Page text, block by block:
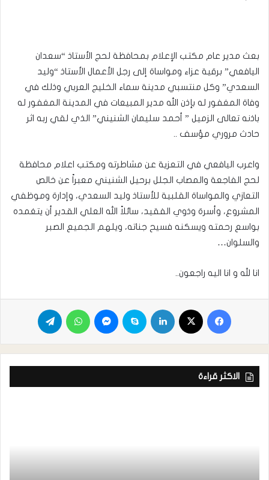
بعث مدير عام مكتب الإعلام بمحافظة لحج الأستاذ “سعدان
اليافعي” برقية عزاء ومواساة إلى رجل الأعمال الأستاذ “وليد
السعدي” وكل منتسبي مدينة سماء الخليج العربي وذلك في
وفاة المغفور له بإذن الله مدير المبيعات في المدينة المغفور له
باذنه تعالى الزميل ” أحمد سليمان الشنيني” الذي لقي ربه اثر
حادث مروري مؤسف ..
واعرب اليافعي في التعزية عن مشاطرته ومكتب اعلام محافظة
لحج الفاجعة والمصاب الجلل برحيل الشنيني معبراً عن خالص
التعازي والمواساة القلبية للأستاذ وليد السعدي، وإدارة وموظفي
المشروع، وأسرة وذوي الفقيد، سائلاً الله العلي القدير أن يتغمده
بواسع رحمته ويسكنه فسيح جناته، ويلهم الجميع الصبر
والسلوان…
انا لله و انا اليه راجعون..
الاكثر قراءة